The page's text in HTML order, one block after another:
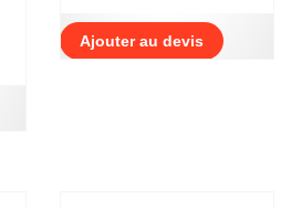
Ajouter au devis